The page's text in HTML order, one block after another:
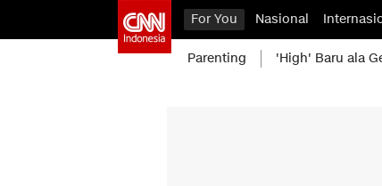
For You Nasional
Parenting 'High' Baru ala